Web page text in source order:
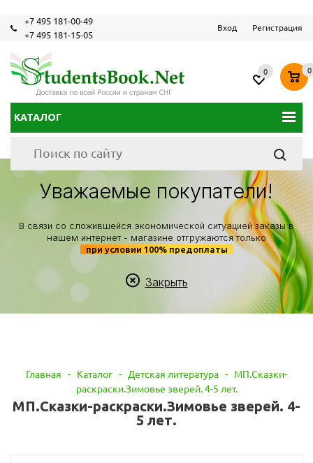
+7 495 181-00-49
+7 495 181-15-05
Вход Регистрация
КАТАЛОГ
0 0
Уважаемые покупатели!
В связи со сложившейся экономической ситуацией заказы в
нашем интернет - магазине отгружаются только
при условии 100% предоплаты
Закрыть
Главная - Каталог - Детская литература - МП.Сказки-
раскраски.Зимовье зверей. 4-5 лет.
МП.Сказки-раскраски.Зимовье зверей. 4-
5 лет.